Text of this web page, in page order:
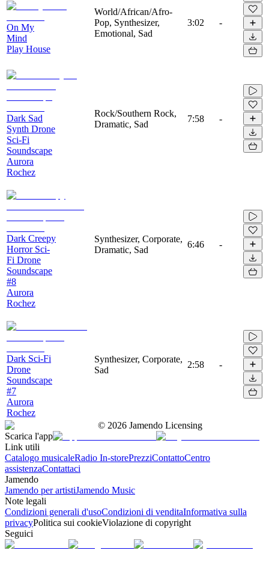
On My
Mind
Play House
World/African/Afro-
Pop, Synthesizer,
Emotional, Sad
3:02 -
Dark Sad
Synth Drone
Sci-Fi
Soundscape
Aurora
Rochez
Rock/Southern Rock,
Dramatic, Sad
7:58 -
Dark Creepy
Horror Sci-
Fi Drone
Soundscape
#8
Aurora
Rochez
Synthesizer, Corporate,
Dramatic, Sad
6:46 -
Dark Sci-Fi
Drone
Soundscape
#7
Aurora
Rochez
Synthesizer, Corporate,
Sad
2:58 -
© 2026 Jamendo Licensing
Scarica l'app
Link utili
Catalogo musicaleRadio In-storePrezziContattoCentro
assistenzaContattaci
Jamendo
Jamendo per artistiJamendo Music
Note legali
Condizioni generali d'usoCondizioni di venditaInformativa sulla
privacyPolitica sui cookieViolazione di copyright
Seguici